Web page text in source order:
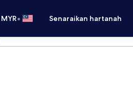
MYR• Senaraikan hartanah